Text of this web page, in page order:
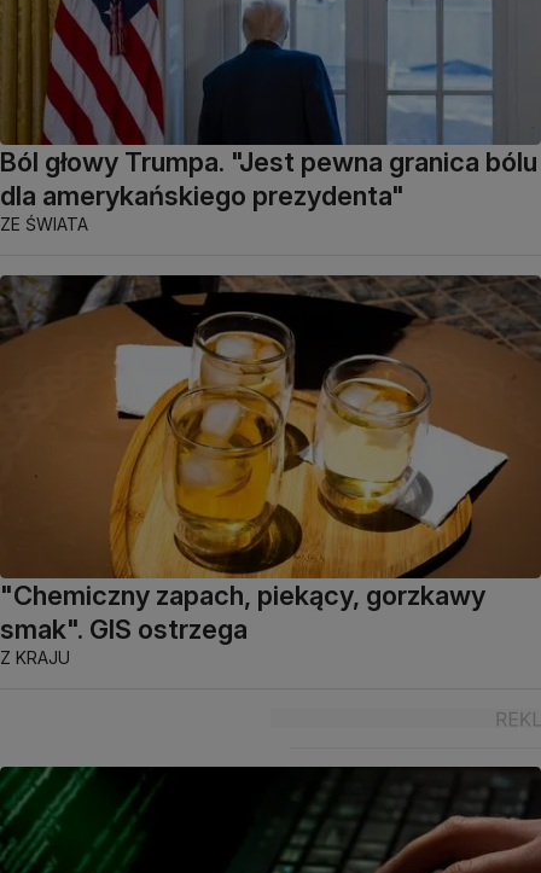
Ból głowy Trumpa. "Jest pewna granica bólu
dla amerykańskiego prezydenta"
ZE ŚWIATA
"Chemiczny zapach, piekący, gorzkawy
smak". GIS ostrzega
Z KRAJU